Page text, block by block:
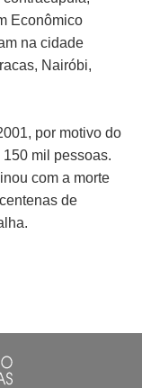
Econômico
na cidade
Nairóbi,
por motivo do
mil pessoas.
com a morte
de